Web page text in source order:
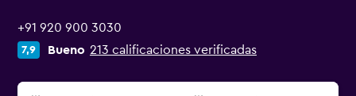
+91 920 900 3030
7,9 Bueno 213 calificaciones verificadas